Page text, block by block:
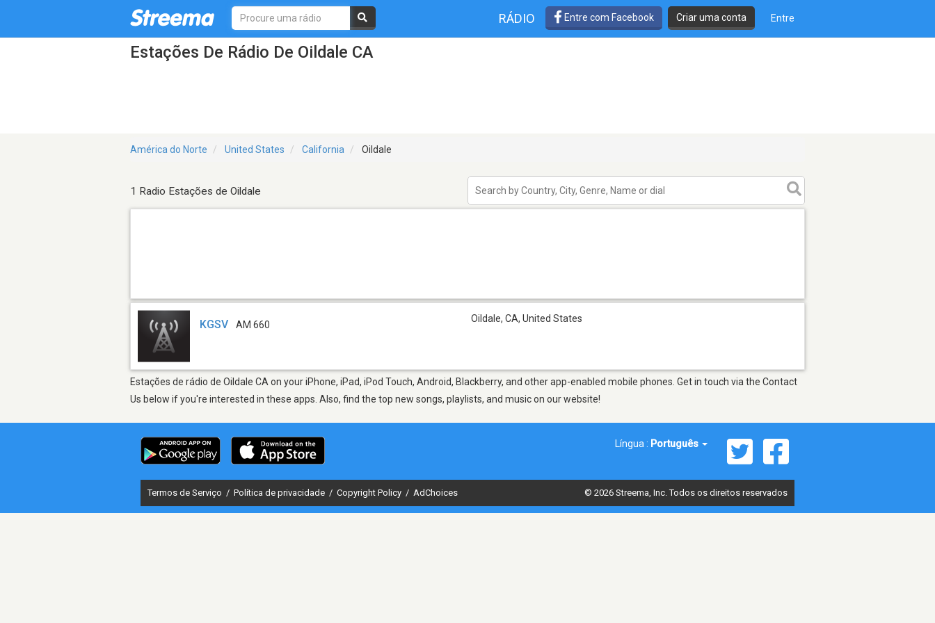
RÁDIO Entre com Facebook Criar uma conta Entre
Estações De Rádio De Oildale CA
América do Norte United States California Oildale
1 Radio Estações de Oildale
KGSV AM 660
Oildale, CA, United States
Estações de rádio de Oildale CA on your iPhone, iPad, iPod Touch, Android, Blackberry, and other app-enabled mobile phones. Get in touch via the Contact
Us below if you're interested in these apps. Also, find the top new songs, playlists, and music on our website!
Língua : Português
Termos de Serviço / Política de privacidade / Copyright Policy / AdChoices © 2026 Streema, Inc. Todos os direitos reservados